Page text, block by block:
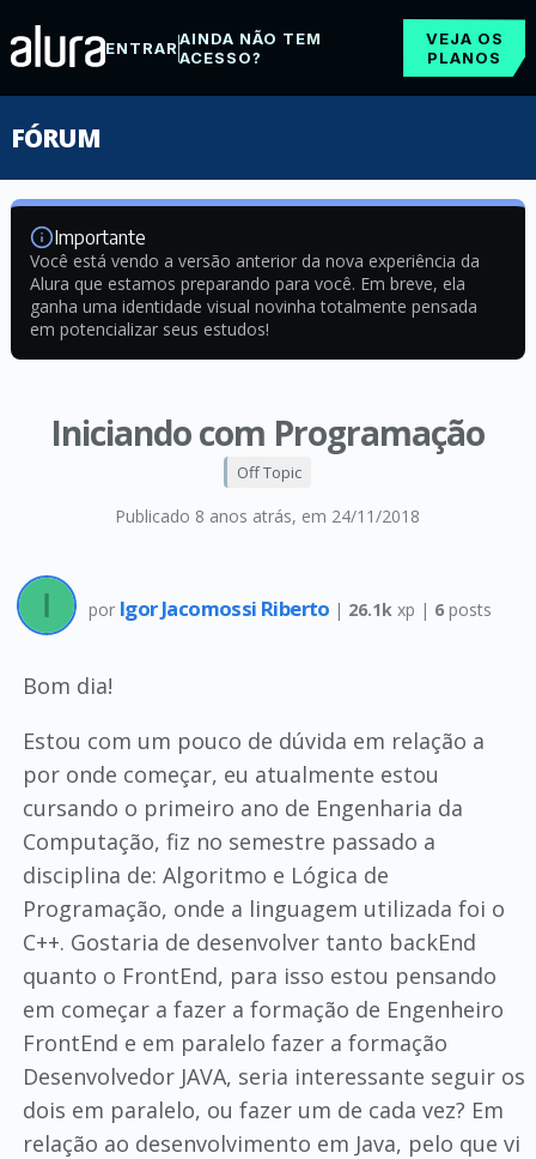
ENTRARAINDA NÃO TEM
ACESSO?
VEJA OS
PLANOS
FÓRUM
Importante
Você está vendo a versão anterior da nova experiência da
Alura que estamos preparando para você. Em breve, ela
ganha uma identidade visual novinha totalmente pensada
em potencializar seus estudos!
Iniciando com Programação
Publicado 8 anos atrás, em 24/11/2018
Off Topic
por Igor Jacomossi Riberto | 26.1k xp | 6 posts
Bom dia!
Estou com um pouco de dúvida em relação a
por onde começar, eu atualmente estou
cursando o primeiro ano de Engenharia da
Computação, fiz no semestre passado a
disciplina de: Algoritmo e Lógica de
Programação, onde a linguagem utilizada foi o
C++. Gostaria de desenvolver tanto backEnd
quanto o FrontEnd, para isso estou pensando
em começar a fazer a formação de Engenheiro
FrontEnd e em paralelo fazer a formação
Desenvolvedor JAVA, seria interessante seguir os
dois em paralelo, ou fazer um de cada vez? Em
relação ao desenvolvimento em Java, pelo que vi